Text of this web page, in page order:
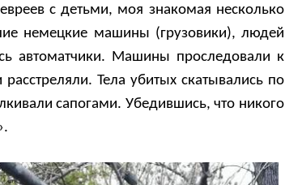
с детьми, моя знакомая несколько
немецкие машины (грузовики), людей
автоматчики. Машины проследовали к
Тела убитых скатывались по
сапогами. Убедившись, что никого